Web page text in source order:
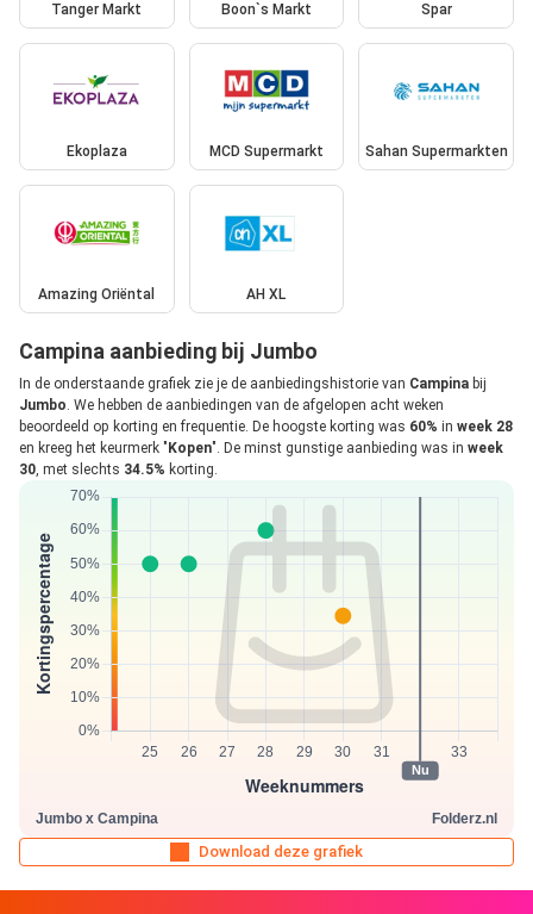
Tanger Markt Boon`s Markt Spar
Ekoplaza MCD Supermarkt Sahan Supermarkten
Amazing Oriëntal AH XL
Campina aanbieding bij Jumbo
In de onderstaande grafiek zie je de aanbiedingshistorie van Campina bij
Jumbo . We hebben de aanbiedingen van de afgelopen acht weken
beoordeeld op korting en frequentie. De hoogste korting was 60% in week 28
en kreeg het keurmerk "Kopen". De minst gunstige aanbieding was in week
30 , met slechts 34.5% korting.
Download deze grafiek